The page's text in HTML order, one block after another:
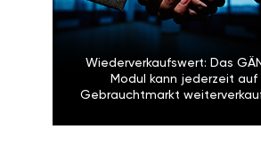
Wiederverkaufswert: Das
Modul kann jederzeit auf
Gebrauchtmarkt